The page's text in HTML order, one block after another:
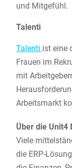
und Mitgefühl.
Talenti
Talenti ist eine
Frauen im
mit
Arbeitsmarkt
Über die Unit4
Viele
die ERP-